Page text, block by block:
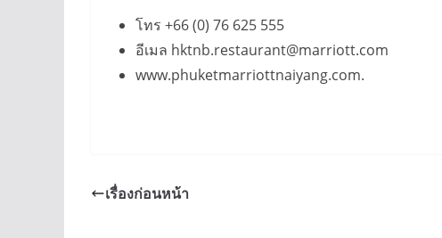
โทร +66 (0) 76 625 555
อีเมล hktnb.restaurant@marriott.com
www.phuketmarriottnaiyang.com.
เรื่องก่อนหน้า